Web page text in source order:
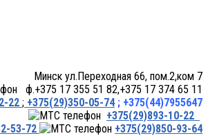
66, пом.2,ком 7
ф.+375 17 355 51 82,+375 17 374 65 11
22 ; +375(29)350-05-74 ; +375(44)7955647
+375(29)893-10-22
53-72
+375(29)850-93-64